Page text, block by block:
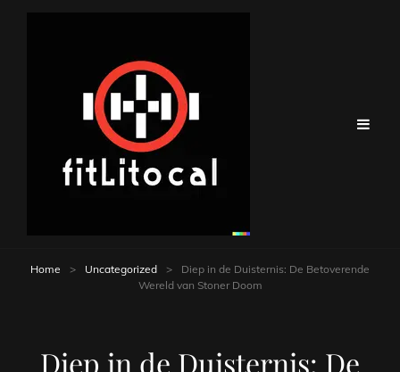
Home > Uncategorized >
Diep in de Duisternis: De Betoverende
Wereld van Stoner Doom
Diep in de Duisternis: De